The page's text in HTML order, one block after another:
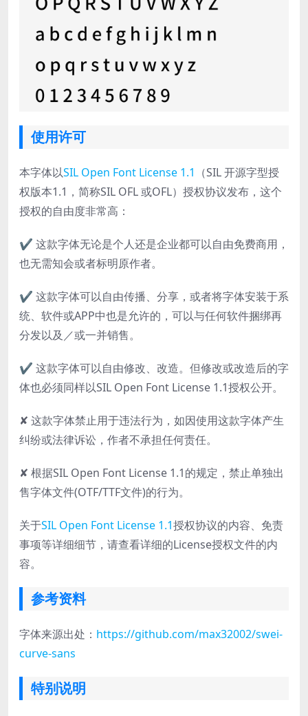
使用许可
本字体以SIL Open Font License 1.1 （SIL 开源字型授
权版本1.1，简称SIL OFL 或OFL）授权协议发布，这个
授权的自由度非常高：
✔ 这款字体无论是个人还是企业都可以自由免费商用，
也无需知会或者标明原作者。
✔ 这款字体可以自由传播、分享，或者将字体安装于系
统、软件或APP中也是允许的，可以与任何软件捆绑再
分发以及／或一并销售。
✔ 这款字体可以自由修改、改造。但修改或改造后的字
体也必须同样以SIL Open Font License 1.1授权公开。
✘ 这款字体禁止用于违法行为，如因使用这款字体产生
纠纷或法律诉讼，作者不承担任何责任。
✘ 根据SIL Open Font License 1.1的规定，禁止单独出
售字体文件(OTF/TTF文件)的行为。
关于SIL Open Font License 1.1授权协议的内容、免责
事项等详细细节，请查看详细的License授权文件的内
容。
参考资料
字体来源出处： https://github.com/max32002/swei-
curve-sans
特别说明